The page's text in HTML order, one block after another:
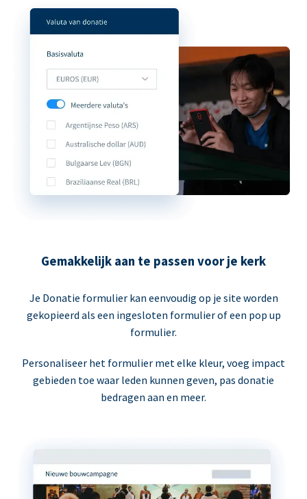
Gemakkelijk aan te passen voor je kerk
Je Donatie formulier kan eenvoudig op je site worden
gekopieerd als een ingesloten formulier of een pop up
formulier.
Personaliseer het formulier met elke kleur, voeg impact
gebieden toe waar leden kunnen geven, pas donatie
bedragen aan en meer.